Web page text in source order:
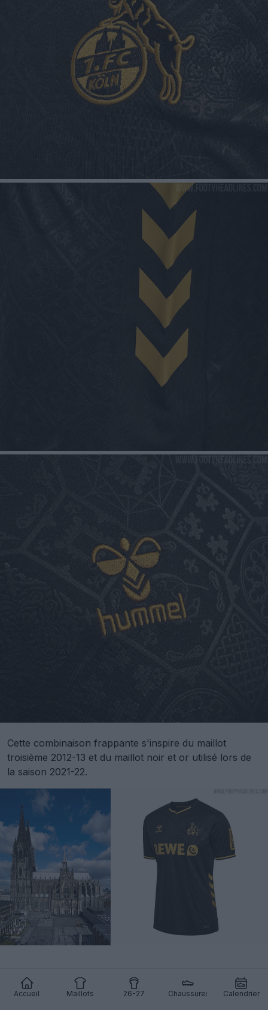
Accueil Maillots 26-27 Chaussures Calendrier
Cette combinaison frappante s'inspire du maillot
troisième 2012-13 et du maillot noir et or utilisé lors de
la saison 2021-22.